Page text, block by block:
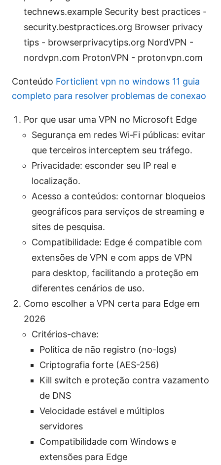
technews.example Security best practices -
security.bestpractices.org Browser privacy
tips - browserprivacytips.org NordVPN -
nordvpn.com ProtonVPN - protonvpn.com
Conteúdo Forticlient vpn no windows 11 guia
completo para resolver problemas de conexao
Por que usar uma VPN no Microsoft Edge
Segurança em redes Wi‑Fi públicas: evitar
que terceiros interceptem seu tráfego.
Privacidade: esconder seu IP real e
localização.
Acesso a conteúdos: contornar bloqueios
geográficos para serviços de streaming e
sites de pesquisa.
Compatibilidade: Edge é compatible com
extensões de VPN e com apps de VPN
para desktop, facilitando a proteção em
diferentes cenários de uso.
Como escolher a VPN certa para Edge em
2026
Critérios-chave:
Política de não registro (no-logs)
Criptografia forte (AES-256)
Kill switch e proteção contra vazamento
de DNS
Velocidade estável e múltiplos
servidores
Compatibilidade com Windows e
extensões para Edge